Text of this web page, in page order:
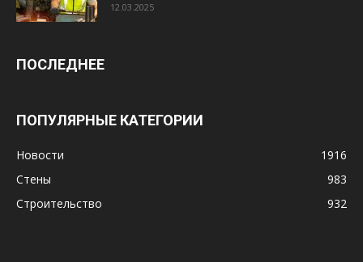
12.03.2025
ПОСЛЕДНЕЕ
ПОПУЛЯРНЫЕ КАТЕГОРИИ
Новости
1916
Стены
983
Строительство
932